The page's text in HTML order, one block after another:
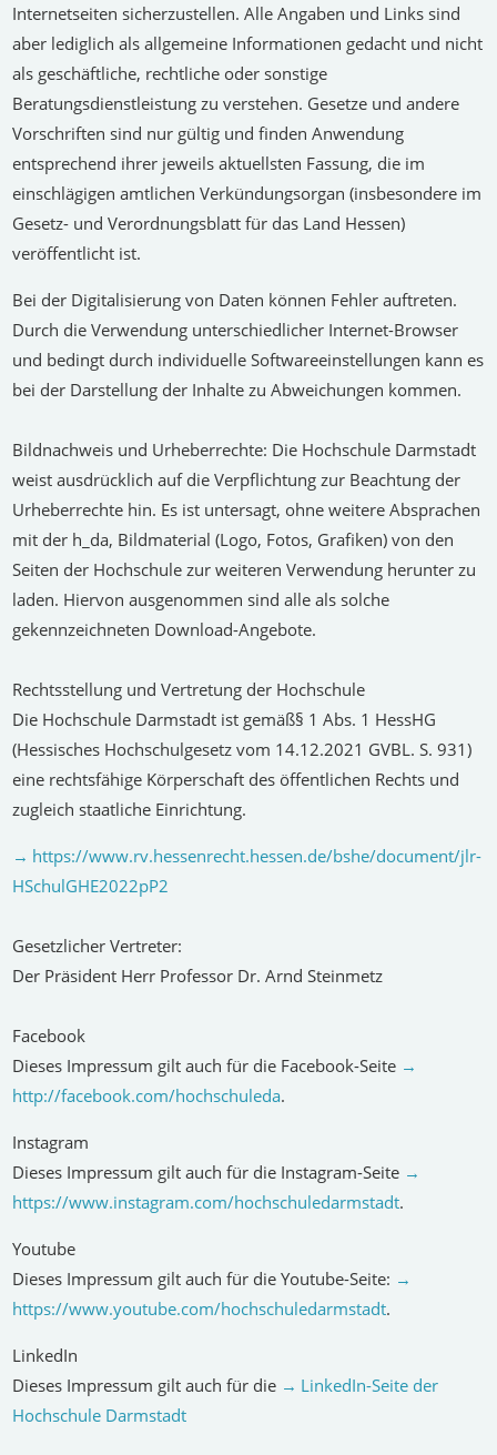
Internetseiten sicherzustellen. Alle Angaben und Links sind
aber lediglich als allgemeine Informationen gedacht und nicht
als geschäftliche, rechtliche oder sonstige
Beratungsdienstleistung zu verstehen. Gesetze und andere
Vorschriften sind nur gültig und finden Anwendung
entsprechend ihrer jeweils aktuellsten Fassung, die im
einschlägigen amtlichen Verkündungsorgan (insbesondere im
Gesetz- und Verordnungsblatt für das Land Hessen)
veröffentlicht ist.
Bei der Digitalisierung von Daten können Fehler auftreten.
Durch die Verwendung unterschiedlicher Internet-Browser
und bedingt durch individuelle Softwareeinstellungen kann es
bei der Darstellung der Inhalte zu Abweichungen kommen.
Bildnachweis und Urheberrechte: Die Hochschule Darmstadt
weist ausdrücklich auf die Verpflichtung zur Beachtung der
Urheberrechte hin. Es ist untersagt, ohne weitere Absprachen
mit der h_da, Bildmaterial (Logo, Fotos, Grafiken) von den
Seiten der Hochschule zur weiteren Verwendung herunter zu
laden. Hiervon ausgenommen sind alle als solche
gekennzeichneten Download-Angebote.
Rechtsstellung und Vertretung der Hochschule
Die Hochschule Darmstadt ist gemäß§ 1 Abs. 1 HessHG
(Hessisches Hochschulgesetz vom 14.12.2021 GVBL. S. 931)
eine rechtsfähige Körperschaft des öffentlichen Rechts und
zugleich staatliche Einrichtung.
https://www.rv.hessenrecht.hessen.de/bshe/document/jlr-
HSchulGHE2022pP2
Gesetzlicher Vertreter:
Der Präsident Herr Professor Dr. Arnd Steinmetz
Facebook
Dieses Impressum gilt auch für die Facebook-Seite
http://facebook.com/hochschuleda.
Instagram
Dieses Impressum gilt auch für die Instagram-Seite
https://www.instagram.com/hochschuledarmstadt.
Youtube
Dieses Impressum gilt auch für die Youtube-Seite:
https://www.youtube.com/hochschuledarmstadt.
LinkedIn
Dieses Impressum gilt auch für die
LinkedIn-Seite der
Hochschule Darmstadt